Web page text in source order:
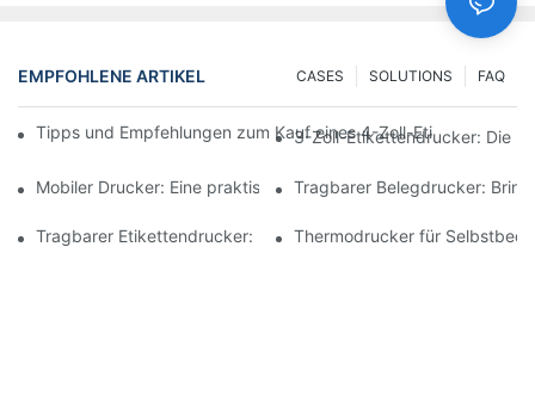
EMPFOHLENE ARTIKEL FAQ
SOLUTIONS
CASES
Tipps und Empfehlungen zum Kauf eines 4-Zoll-
3-Zoll-Etikettendrucker: Die
Mobiler Drucker: Eine praktische Wahl zum Drucken jederzeit
Tragbarer Belegdrucker:
Tragbarer Etikettendrucker: Erstellen Sie ganz einfach
Thermodrucker für